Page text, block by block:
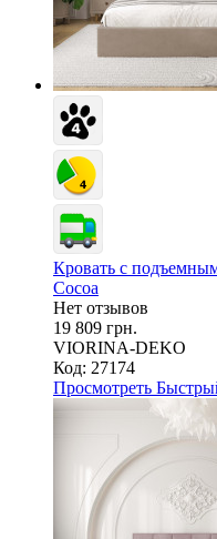
Кровать с
Cocoa
Нет отзывов
19 809 грн.
VIORINA-DEKO
Код: 27174
Просмотреть